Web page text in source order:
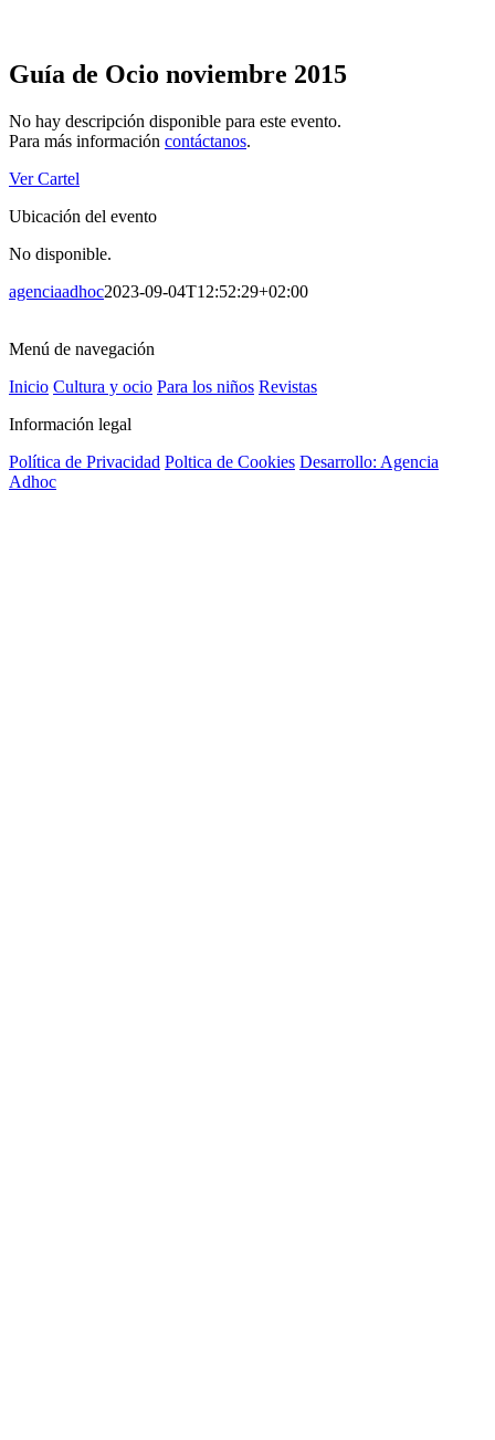
Guía de Ocio noviembre 2015
No hay descripción disponible para este evento.
Para más información contáctanos.
Ver Cartel
Ubicación del evento
No disponible.
agenciaadhoc2023-09-04T12:52:29+02:00
Menú de navegación
Inicio Cultura y ocio Para los niños Revistas
Información legal
Política de Privacidad Poltica de Cookies Desarrollo: Agencia
Adhoc